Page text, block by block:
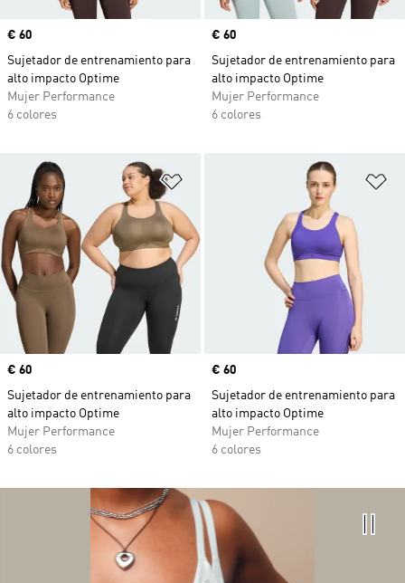
Precio
€ 60
Sujetador de entrenamiento para
alto impacto Optime
Mujer Performance
6 colores
Precio
€ 60
Sujetador de entrenamiento para
alto impacto Optime
Mujer Performance
6 colores
Añadir a la lista de deseos
Precio
€ 60
Sujetador de entrenamiento para
alto impacto Optime
Mujer Performance
6 colores
Precio
€ 60
Sujetador de entrenamiento para
alto impacto Optime
Mujer Performance
6 colores